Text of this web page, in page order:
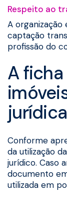
Respeito ao
A
captação
profissão do
A
Conforme
da utilização
jurídico. Caso
documento
utilizada em